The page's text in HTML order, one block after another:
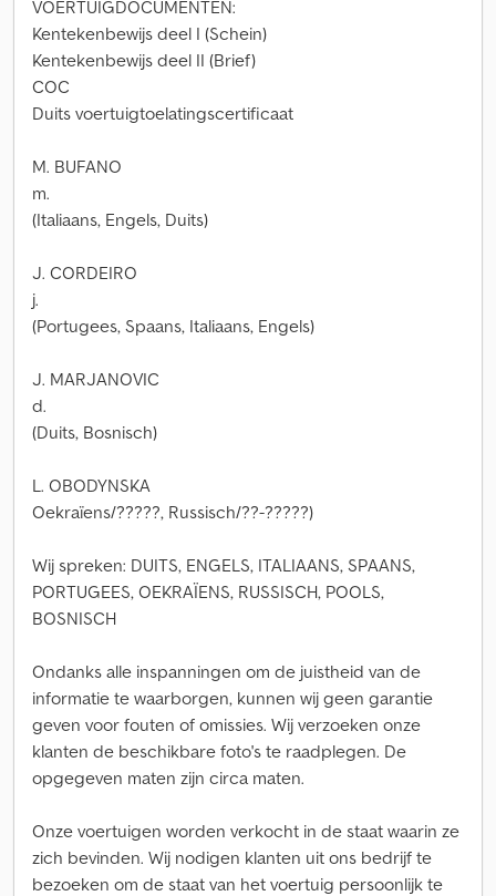
VOERTUIGDOCUMENTEN:
Kentekenbewijs deel I (Schein)
Kentekenbewijs deel II (Brief)
COC
Duits voertuigtoelatingscertificaat
M. BUFANO
m.
(Italiaans, Engels, Duits)
J. CORDEIRO
j.
(Portugees, Spaans, Italiaans, Engels)
J. MARJANOVIC
d.
(Duits, Bosnisch)
L. OBODYNSKA
Oekraïens/?????, Russisch/??-?????)
Wij spreken: DUITS, ENGELS, ITALIAANS, SPAANS,
PORTUGEES, OEKRAÏENS, RUSSISCH, POOLS,
BOSNISCH
Ondanks alle inspanningen om de juistheid van de
informatie te waarborgen, kunnen wij geen garantie
geven voor fouten of omissies. Wij verzoeken onze
klanten de beschikbare foto's te raadplegen. De
opgegeven maten zijn circa maten.
Onze voertuigen worden verkocht in de staat waarin ze
zich bevinden. Wij nodigen klanten uit ons bedrijf te
bezoeken om de staat van het voertuig persoonlijk te